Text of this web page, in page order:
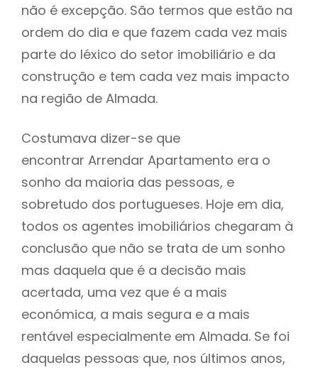
não é excepção. São termos que estão na
ordem do dia e que fazem cada vez mais
parte do léxico do setor imobiliário e da
construção e tem cada vez mais impacto
na região de Almada.
Costumava dizer-se que
encontrar Arrendar Apartamento era o
sonho da maioria das pessoas, e
sobretudo dos portugueses. Hoje em dia,
todos os agentes imobiliários chegaram à
conclusão que não se trata de um sonho
mas daquela que é a decisão mais
acertada, uma vez que é a mais
económica, a mais segura e a mais
rentável especialmente em Almada. Se foi
daquelas pessoas que, nos últimos anos,